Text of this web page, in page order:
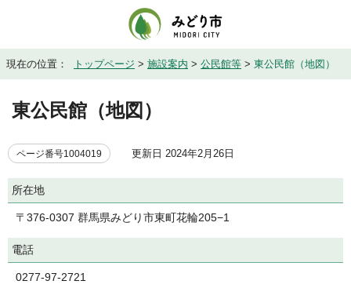
現在の位置： トップページ > 施設案内 > 公民館等 > 東公民館（地図）
東公民館（地図）
ページ番号1004019 更新日 2024年2月26日
所在地
〒376-0307 群馬県みどり市東町花輪205−1
電話
0277-97-2721